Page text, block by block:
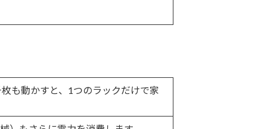
も動かすと、1つのラックだけで家